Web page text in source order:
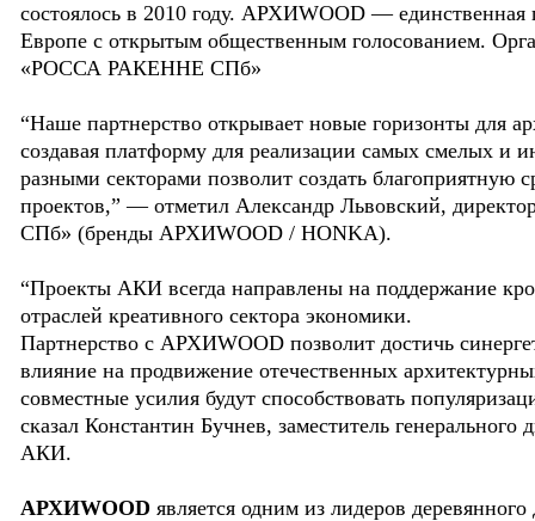
состоялось в 2010 году. АРХИWOOD — единственная
Европе с открытым общественным голосованием.
«РОССА РАКЕННЕ СПб»
“Наше партнерство открывает новые горизонты для
создавая платформу для реализации самых смелых и
разными секторами позволит создать благоприятную
проектов,” — отметил Александр Львовский,
СПб» (бренды АРХИWOOD / HONKA).
“Проекты АКИ всегда направлены на поддержание
отраслей креативного сектора экономики.
Партнерство с АРХИWOOD позволит достичь
влияние на продвижение отечественных
совместные усилия будут способствовать
сказал Константин Бучнев, заместитель
АКИ.
АРХИWOOD является одним из лидеров